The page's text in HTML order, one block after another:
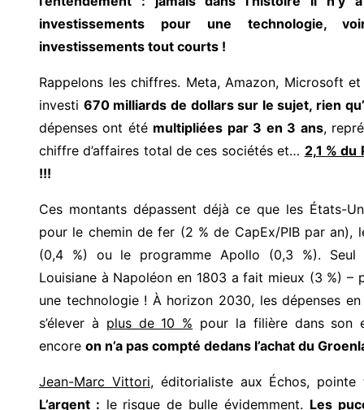
investissements pour une technologie,
investissements tout courts !
Rappelons les chiffres. Meta, Amazon, Microsoft
investi 670 milliards de dollars sur le sujet, rien
dépenses ont été multipliées par 3 en 3 ans,
chiffre d’affaires total de ces sociétés et… 2,1 % du
!!!
Ces montants dépassent déjà ce que les États-
pour le chemin de fer (2 % de CapEx/PIB par an),
(0,4 %) ou le programme Apollo (0,3 %). Seul
Louisiane à Napoléon en 1803 a fait mieux (3 %) –
une technologie ! À horizon 2030, les dépenses
s’élever à plus de 10 % pour la filière dans son
encore on n’a pas compté dedans l’achat du
Jean-Marc Vittori, éditorialiste aux Échos, pointe
L’argent : le risque de bulle évidemment. Les